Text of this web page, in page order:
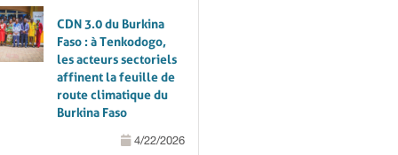
CDN 3.0 du Burkina
Faso : à Tenkodogo,
les acteurs sectoriels
affinent la feuille de
route climatique du
Burkina Faso
4/22/2026